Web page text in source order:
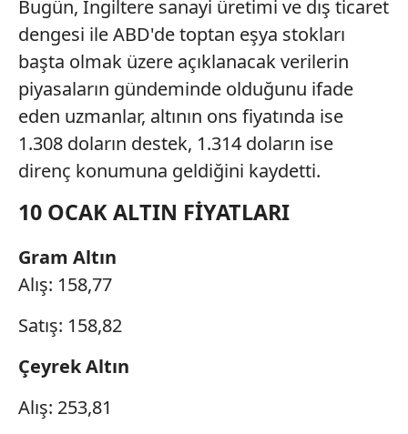
için Ayarlar butonuna tıklayabilir,
Çerez Bilgilendirme
Metnimiziziyaret edebilirsiniz.
6698 sayılı Kişisel Verilerin Korunması Kanunu uyarınca
hazırlanmış Aydınlatma Metnimizi okumak ve sitemizde
ilgili mevzuata uygun olarak kullanılan çerezlerle ilgili bilgi
almak için lütfentıklayınız.
Bugün, İngiltere sanayi üretimi ve dış ticaret
dengesi ile ABD'de toptan eşya stokları
başta olmak üzere açıklanacak verilerin
piyasaların gündeminde olduğunu ifade
eden uzmanlar, altının ons fiyatında ise
1.308 doların destek, 1.314 doların ise
direnç konumuna geldiğini kaydetti.
10 OCAK ALTIN FİYATLARI
Gram Altın
Alış: 158,77
Satış: 158,82
Çeyrek Altın
Alış: 253,81